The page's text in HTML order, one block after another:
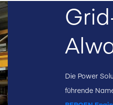
Die Power
führende